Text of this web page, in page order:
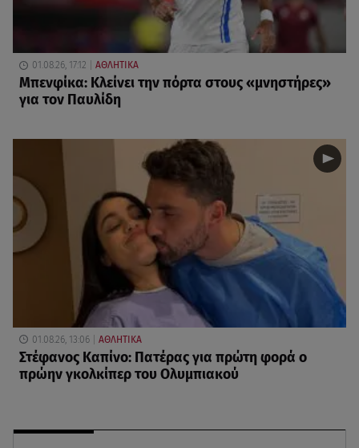
01.08.26, 17:12 ΑΘΛΗΤΙΚΑ
Μπενφίκα: Κλείνει την πόρτα στους «μνηστήρες»
για τον Παυλίδη
01.08.26, 13:06 ΑΘΛΗΤΙΚΑ
Στέφανος Καπίνο: Πατέρας για πρώτη φορά ο
πρώην γκολκίπερ του Ολυμπιακού